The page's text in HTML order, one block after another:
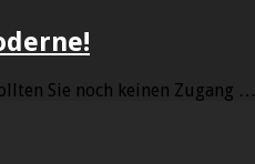
Sie noch keinen Zugang …